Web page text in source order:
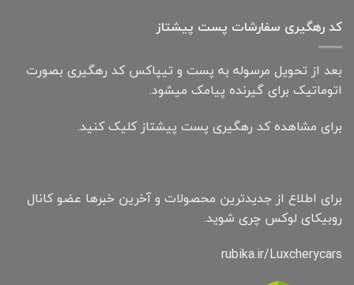
کد رهگیری سفارشات پست پیشتاز
بعد از تحویل مرسوله به پست و تیپاکس کد رهگیری بصورت
اتوماتیک برای گیرنده پیامک میشود.
برای مشاهده کد رهگیری پست پیشتاز کلیک کنید.
برای اطلاع از جدیدترین محصولات و آخرین خبرها عضو کانال
روبیکای لوکس چری شوید.
rubika.ir/Luxcherycars